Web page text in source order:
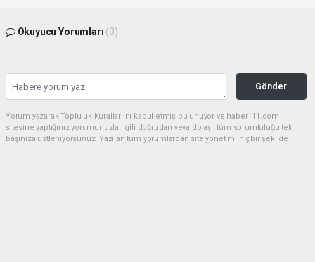
Okuyucu Yorumları (0)
Gönder
Yorum yazarak Topluluk Kuralları’nı kabul etmiş bulunuyor ve haber111.com
sitesine yaptığınız yorumunuzla ilgili doğrudan veya dolaylı tüm sorumluluğu tek
başınıza üstleniyorsunuz. Yazılan tüm yorumlardan site yönetimi hiçbir şekilde